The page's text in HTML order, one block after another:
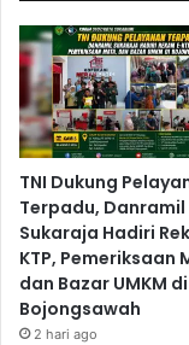
TNI Dukung
Terpadu, Danramil
Sukaraja Hadiri
KTP, Pemeriksaan
dan Bazar UMKM di
Bojongsawah
2 hari ago